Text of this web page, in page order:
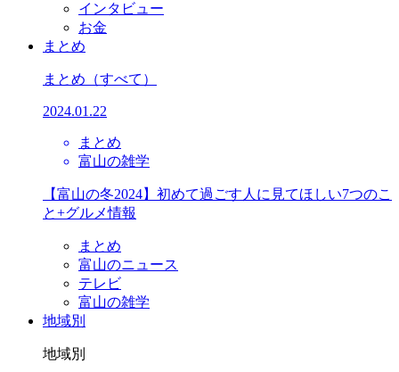
インタビュー
お金
まとめ
まとめ （すべて）
2024.01.22
まとめ
富山の雑学
【富山の冬2024】初めて過ごす人に見てほしい7つのこ
と+グルメ情報
まとめ
富山のニュース
テレビ
富山の雑学
地域別
地域別